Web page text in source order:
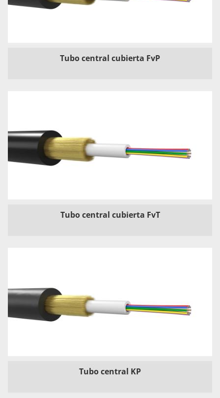
Tubo central cubierta FvP
Tubo central cubierta FvT
Tubo central KP